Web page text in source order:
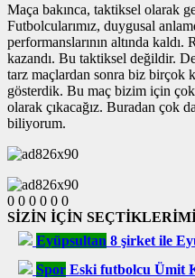
Maça bakınca, taktiksel olarak
Futbolcularımız, duygusal
performanslarının altında
kazandı. Bu taktiksel değildir.
tarz maçlardan sonra biz birçok
gösterdik. Bu maç bizim için
olarak çıkacağız. Buradan çok
biliyorum.
0 0 0 0 0 0
SİZİN İÇİN
Eyüpsultan 8 şirket ile
Spor Eski futbolcu Ümit